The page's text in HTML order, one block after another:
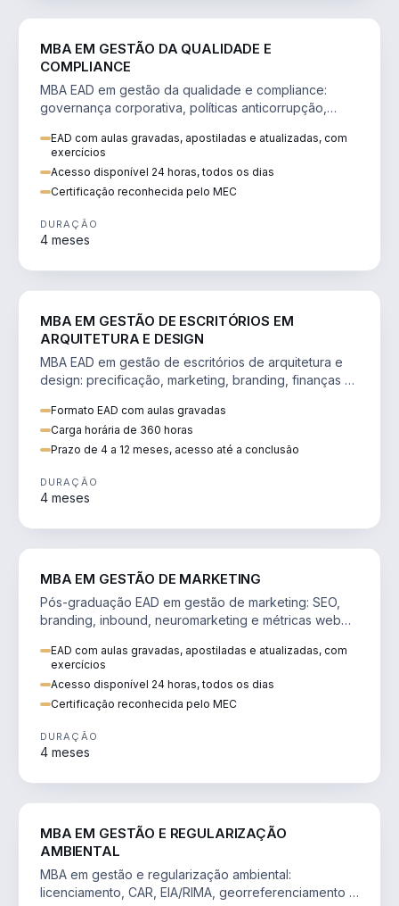
MBA EM GESTÃO DA QUALIDADE E
COMPLIANCE
MBA EAD em gestão da qualidade e compliance:
governança corporativa, políticas anticorrupção,
EAD com aulas gravadas, apostiladas e atualizadas, com
exercícios
Acesso disponível 24 horas, todos os dias
Certificação reconhecida pelo MEC
DURAÇÃO
4 meses
MBA EM GESTÃO DE ESCRITÓRIOS EM
ARQUITETURA E DESIGN
MBA EAD em gestão de escritórios de arquitetura e
design: precificação, marketing, branding, finanças e
Formato EAD com aulas gravadas
Carga horária de 360 horas
Prazo de 4 a 12 meses, acesso até a conclusão
DURAÇÃO
4 meses
MBA EM GESTÃO DE MARKETING
Pós-graduação EAD em gestão de marketing: SEO,
branding, inbound, neuromarketing e métricas web
EAD com aulas gravadas, apostiladas e atualizadas, com
exercícios
Acesso disponível 24 horas, todos os dias
Certificação reconhecida pelo MEC
DURAÇÃO
4 meses
MBA EM GESTÃO E REGULARIZAÇÃO
AMBIENTAL
MBA em gestão e regularização ambiental:
licenciamento, CAR, EIA/RIMA, georreferenciamento e